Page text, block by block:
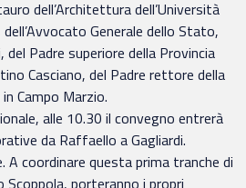
dell’Architettura dell’Università
dell’Avvocato Generale dello Stato,
del Padre superiore della Provincia
Casciano, del Padre rettore della
Campo Marzio.
alle 10.30 il convegno entrerà
da Raffaello a Gagliardi.
A coordinare questa prima tranche di
porteranno i propri